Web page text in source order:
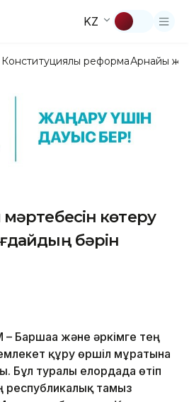
KZ
Конституциялық реформаАрнайы
мәртебесін көтеру
бәрін
Баршаға және әркімге тең
құру өршіл мұратына
Бұл туралы елордада өтіп
республикалық тамыз